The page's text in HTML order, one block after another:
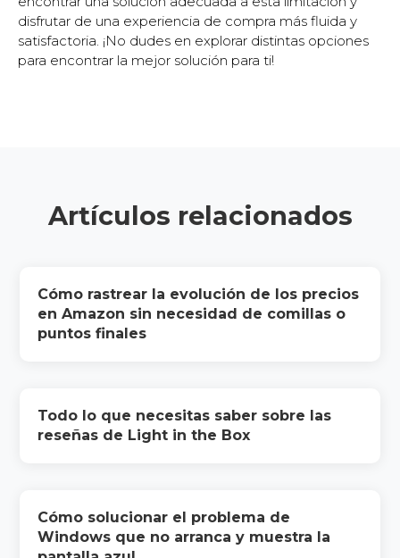
disfrutar de una experiencia de compra más fluida y
satisfactoria. ¡No dudes en explorar distintas opciones
para encontrar la mejor solución para ti!
Artículos relacionados
Cómo rastrear la evolución de los precios
en Amazon sin necesidad de comillas o
puntos finales
Todo lo que necesitas saber sobre las
reseñas de Light in the Box
Cómo solucionar el problema de
Windows que no arranca y muestra la